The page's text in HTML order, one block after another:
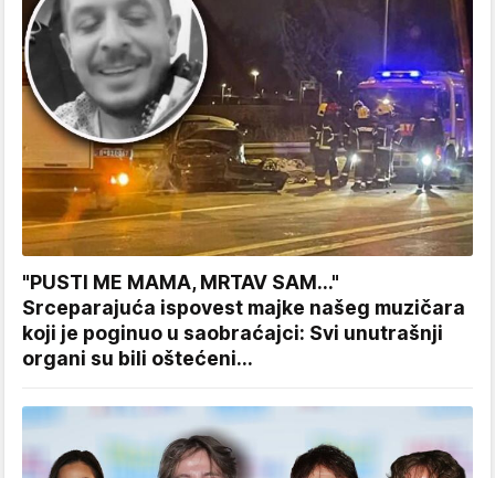
"PUSTI ME MAMA, MRTAV SAM..."
Srceparajuća ispovest majke našeg muzičara
koji je poginuo u saobraćajci: Svi unutrašnji
organi su bili oštećeni...